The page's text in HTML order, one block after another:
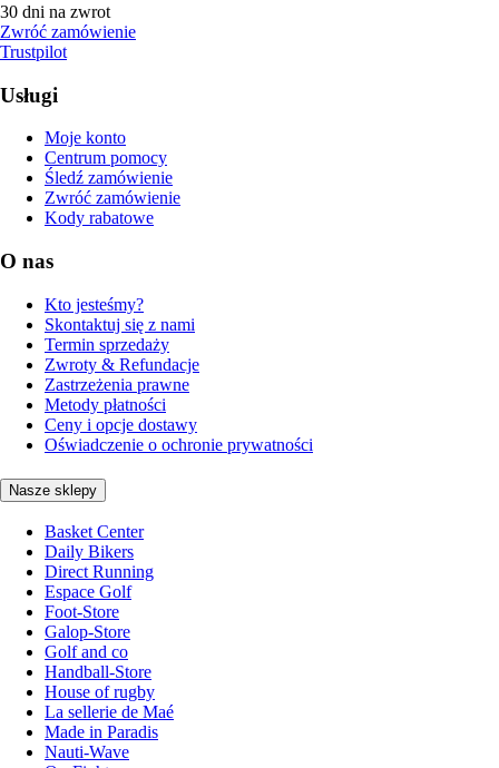
30 dni na zwrot
Zwróć zamówienie
Trustpilot
Usługi
Moje konto
Centrum pomocy
Śledź zamówienie
Zwróć zamówienie
Kody rabatowe
O nas
Kto jesteśmy?
Skontaktuj się z nami
Termin sprzedaży
Zwroty & Refundacje
Zastrzeżenia prawne
Metody płatności
Ceny i opcje dostawy
Oświadczenie o ochronie prywatności
Nasze sklepy
Basket Center
Daily Bikers
Direct Running
Espace Golf
Foot-Store
Galop-Store
Golf and co
Handball-Store
House of rugby
La sellerie de Maé
Made in Paradis
Nauti-Wave